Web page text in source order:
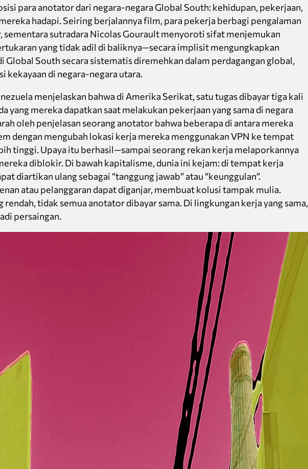
para anotator dari negara-negara Global South: kehidupan, pekerjaan,
hadapi. Seiring berjalannya film, para pekerja berbagi pengalaman
sementara sutradara Nicolas Gourault menyoroti sifat menjemukan
yang tidak adil di baliknya—secara implisit mengungkapkan
Global South secara sistematis diremehkan dalam perdagangan global,
kekayaan di negara-negara utara.
menjelaskan bahwa di Amerika Serikat, satu tugas dibayar tiga kali
yang mereka dapatkan saat melakukan pekerjaan yang sama di negara
oleh penjelasan seorang anotator bahwa beberapa di antara mereka
dengan mengubah lokasi kerja mereka menggunakan VPN ke tempat
tinggi. Upaya itu berhasil—sampai seorang rekan kerja melaporkannya
diblokir. Di bawah kapitalisme, dunia ini kejam: di tempat kerja
diartikan ulang sebagai “tanggung jawab” atau “keunggulan”.
atau pelanggaran dapat diganjar, membuat kolusi tampak mulia.
rendah, tidak semua anotator dibayar sama. Di lingkungan kerja yang sama,
persaingan.